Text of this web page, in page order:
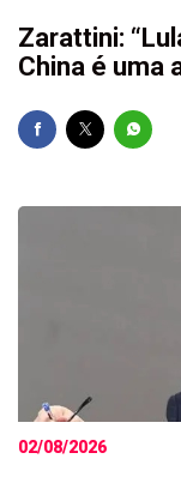
Zarattini:
China é uma
02/08/2026